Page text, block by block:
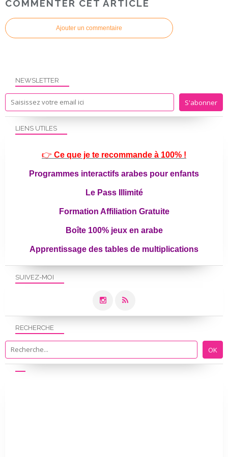
COMMENTER CET ARTICLE
Ajouter un commentaire
NEWSLETTER
SUIVEZ-MOI
RECHERCHE
LIENS UTILES
👉 Ce que je te recommande à 100% !
Programmes interactifs arabes pour enfants
Le Pass Illimité
Formation Affiliation Gratuite
Boîte 100% jeux en arabe
Apprentissage des tables de multiplications